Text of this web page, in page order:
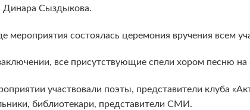
Сыздыкова.
мероприятия состоялась церемония вручения всем
все присутствующие спели хором песню на
участвовали поэты, представители клуба
библиотекари, представители СМИ.